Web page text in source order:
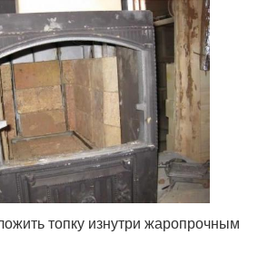
топку изнутри жаропрочным